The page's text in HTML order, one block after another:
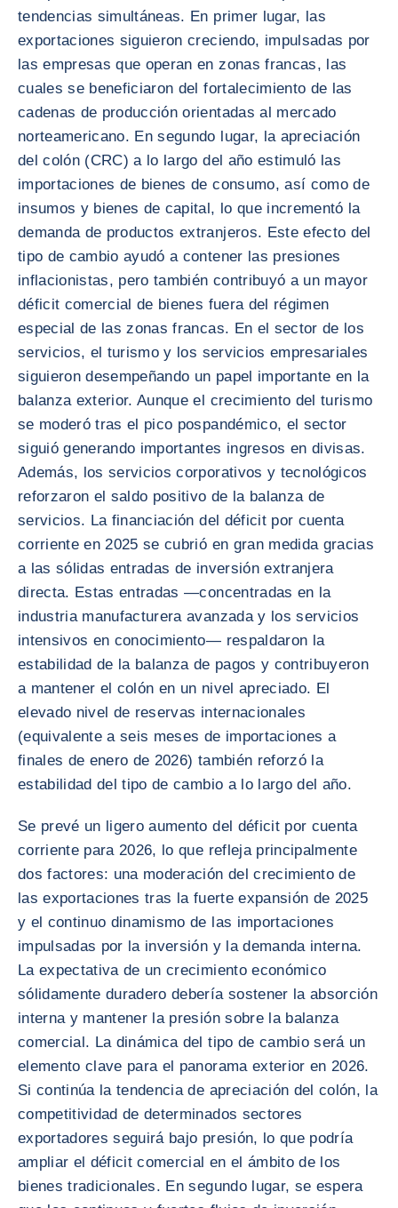
tendencias simultáneas. En primer lugar, las
exportaciones siguieron creciendo, impulsadas por
las empresas que operan en zonas francas, las
cuales se beneficiaron del fortalecimiento de las
cadenas de producción orientadas al mercado
norteamericano. En segundo lugar, la apreciación
del colón (CRC) a lo largo del año estimuló las
importaciones de bienes de consumo, así como de
insumos y bienes de capital, lo que incrementó la
demanda de productos extranjeros. Este efecto del
tipo de cambio ayudó a contener las presiones
inflacionistas, pero también contribuyó a un mayor
déficit comercial de bienes fuera del régimen
especial de las zonas francas. En el sector de los
servicios, el turismo y los servicios empresariales
siguieron desempeñando un papel importante en la
balanza exterior. Aunque el crecimiento del turismo
se moderó tras el pico pospandémico, el sector
siguió generando importantes ingresos en divisas.
Además, los servicios corporativos y tecnológicos
reforzaron el saldo positivo de la balanza de
servicios. La financiación del déficit por cuenta
corriente en 2025 se cubrió en gran medida gracias
a las sólidas entradas de inversión extranjera
directa. Estas entradas —concentradas en la
industria manufacturera avanzada y los servicios
intensivos en conocimiento— respaldaron la
estabilidad de la balanza de pagos y contribuyeron
a mantener el colón en un nivel apreciado. El
elevado nivel de reservas internacionales
(equivalente a seis meses de importaciones a
finales de enero de 2026) también reforzó la
estabilidad del tipo de cambio a lo largo del año.
Se prevé un ligero aumento del déficit por cuenta
corriente para 2026, lo que refleja principalmente
dos factores: una moderación del crecimiento de
las exportaciones tras la fuerte expansión de 2025
y el continuo dinamismo de las importaciones
impulsadas por la inversión y la demanda interna.
La expectativa de un crecimiento económico
sólidamente duradero debería sostener la absorción
interna y mantener la presión sobre la balanza
comercial. La dinámica del tipo de cambio será un
elemento clave para el panorama exterior en 2026.
Si continúa la tendencia de apreciación del colón, la
competitividad de determinados sectores
exportadores seguirá bajo presión, lo que podría
ampliar el déficit comercial en el ámbito de los
bienes tradicionales. En segundo lugar, se espera